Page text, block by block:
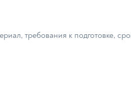
требования к подготовке,